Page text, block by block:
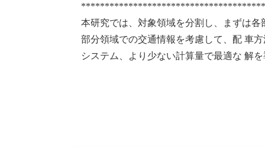
本研究では、対象領域を分割し、まずは
部分領域での交通情報を考慮して、配 車
システム、より少ない計算量で最適な 解